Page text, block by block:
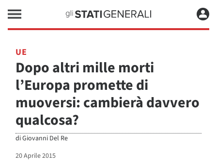
UE
Dopo altri mille morti
l’Europa promette di
muoversi: cambierà davvero
qualcosa?
diGiovanni Del Re
20 Aprile 2015